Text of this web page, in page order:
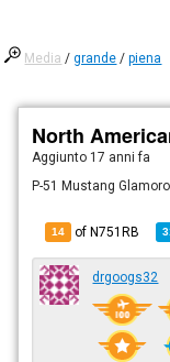
Media /grande /piena
North
Aggiunto 17 anni fa
P-51 Mustang
14 of N751RB
drgoogs32